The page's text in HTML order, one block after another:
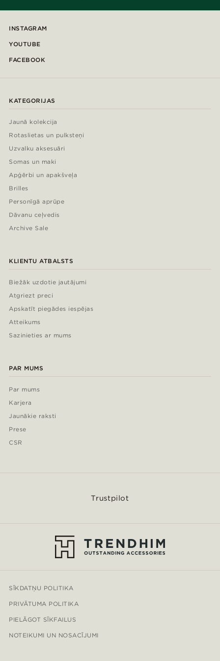
INSTAGRAM
YOUTUBE
FACEBOOK
KATEGORIJAS
Jaunā kolekcija
Rotaslietas un pulksteņi
Uzvalku aksesuāri
Somas un maki
Apģērbi un apakšveļa
Brilles
Personīgā aprūpe
Dāvanu ceļvedis
Archive Sale
KLIENTU ATBALSTS
Biežāk uzdotie jautājumi
Atgriezt preci
Apskatīt piegādes iespējas
Atteikums
Sazinieties ar mums
PAR MUMS
Par mums
Karjera
Jaunākie raksti
Prese
CSR
Trustpilot
SĪKDATŅU POLITIKA
PRIVĀTUMA POLITIKA
PIELĀGOT SĪKFAILUS
NOTEIKUMI UN NOSACĪJUMI